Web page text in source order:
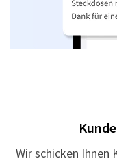
Wir schicken Ihnen